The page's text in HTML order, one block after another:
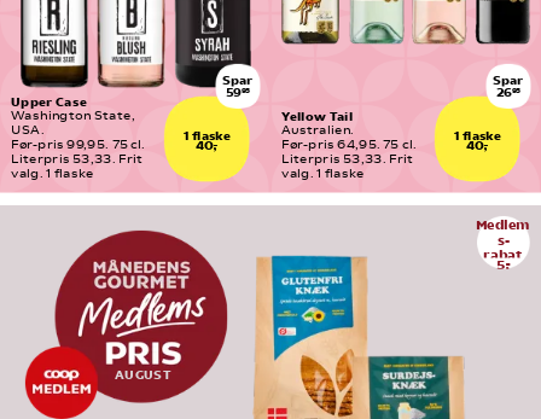
Upper Case
Washington State,
USA.
Før-pris 99,95. 75 cl.
Literpris 53,33. Frit
valg. 1 flaske
1 flaske
40,-
Spar
5995
Yellow Tail
Australien.
Før-pris 64,95. 75 cl.
Literpris 53,33. Frit
valg. 1 flaske
1 flaske
40,-
Spar
2695
Medlem
s-
rabat
5,-
AUGUST